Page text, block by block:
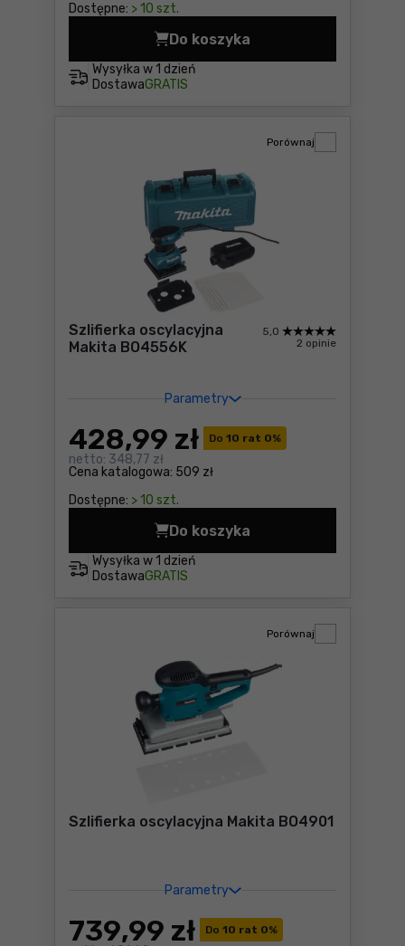
Dostępne: > 10 szt.
Wysyłka w 1 dzień
DostawaGRATIS
Do koszyka
Szlifierka oscylacyjna
Szlifierka oscylacyjna
Makita BO4556K
Parametry
5,0
2 opinie
Do 10 rat 0%
Cena katalogowa: 509 zł
428,99 zł
netto: 348,77 zł
Dostępne: > 10 szt.
Porównaj
Wysyłka w 1 dzień
DostawaGRATIS
Do koszyka
Szlifierka oscylacyjna
Szlifierka oscylacyjna Makita BO4901
Parametry
Do 10 rat 0%
739,99 zł
Porównaj